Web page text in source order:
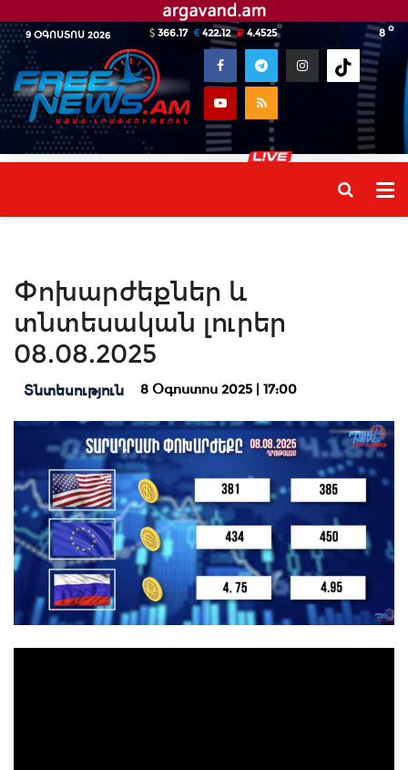
9 ՕԳՈՍՏՈՍ 2026 8 o
366.17 422.12 4.4525
Փոխարժեքներ և
տնտեսական լուրեր
08.08.2025
Տնտեսություն 8 Օգոստոս 2025 | 17:00